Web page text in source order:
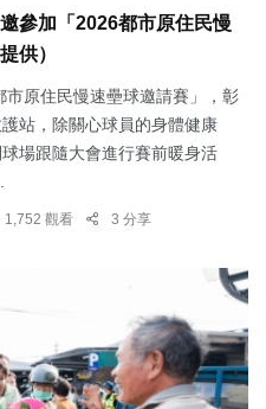
參加「2026都市原住民慢
供）
市原住民慢速壘球邀請賽」，彰
站，除關心球員的身體健康
場跟隨大會進行賽前暖身活
1,752 觀看 3 分享